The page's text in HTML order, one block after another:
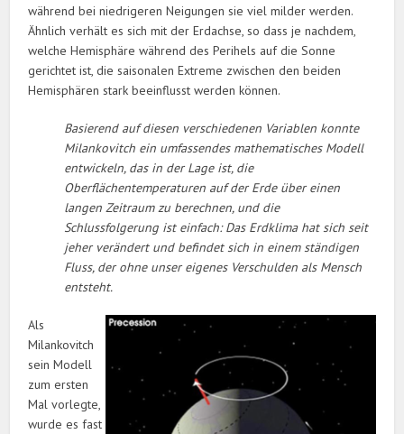
während bei niedrigeren Neigungen sie viel milder werden.
Ähnlich verhält es sich mit der Erdachse, so dass je nachdem,
welche Hemisphäre während des Perihels auf die Sonne
gerichtet ist, die saisonalen Extreme zwischen den beiden
Hemisphären stark beeinflusst werden können.
Basierend auf diesen verschiedenen Variablen konnte
Milankovitch ein umfassendes mathematisches Modell
entwickeln, das in der Lage ist, die
Oberflächentemperaturen auf der Erde über einen
langen Zeitraum zu berechnen, und die
Schlussfolgerung ist einfach: Das Erdklima hat sich seit
jeher verändert und befindet sich in einem ständigen
Fluss, der ohne unser eigenes Verschulden als Mensch
entsteht.
Als
Milankovitch
sein Modell
zum ersten
Mal vorlegte,
wurde es fast